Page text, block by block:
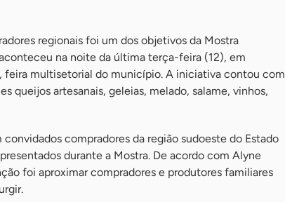
regionais foi um dos objetivos da Mostra
na noite da última terça-feira (12), em
feira multisetorial do município. A iniciativa contou com
queijos artesanais, geleias, melado, salame, vinhos,
compradores da região sudoeste do Estado
durante a Mostra. De acordo com Alyne
foi aproximar compradores e produtores familiares